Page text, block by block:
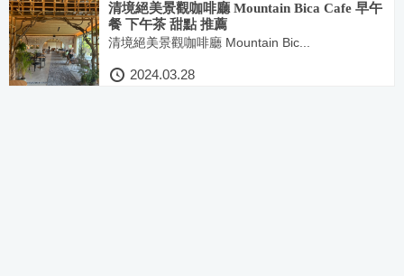
清境絕美景觀咖啡廳 Mountain Bica Cafe 早午
餐 下午茶 甜點 推薦
清境絕美景觀咖啡廳 Mountain Bic...
2024.03.28